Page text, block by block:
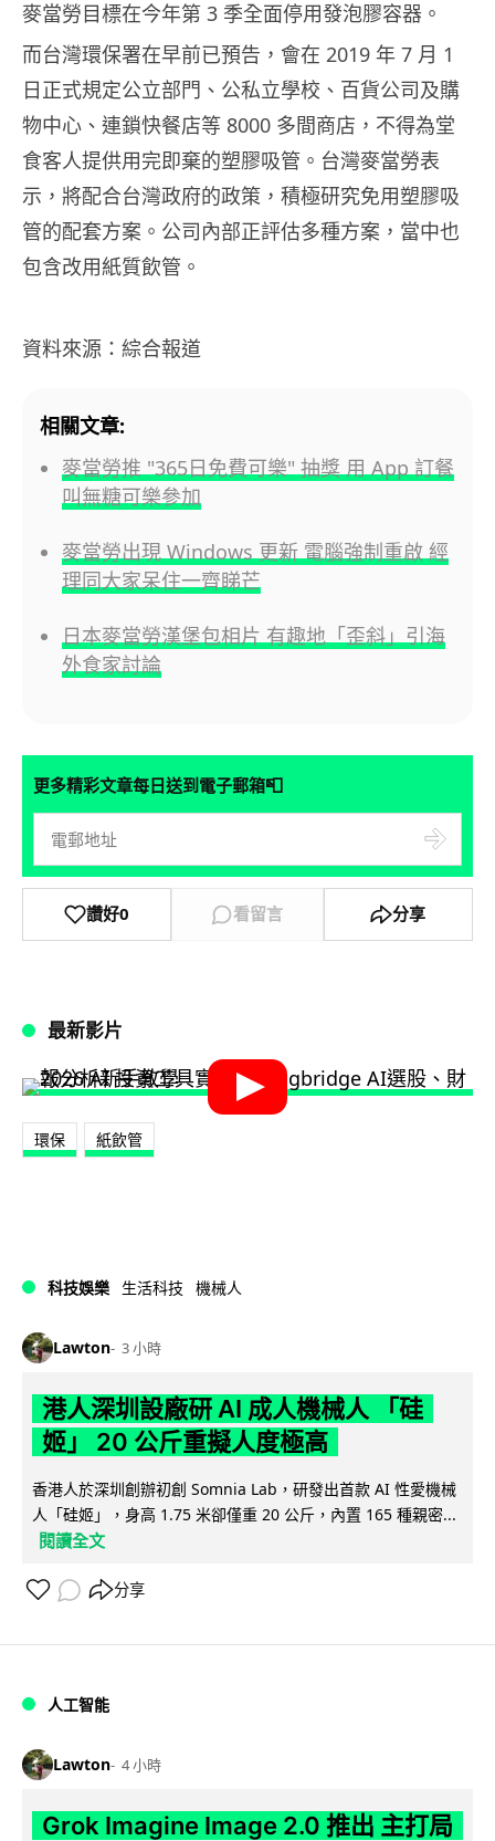
麥當勞目標在今年第 3 季全面停用發泡膠容器。
而台灣環保署在早前已預告，會在 2019 年 7 月 1
日正式規定公立部門、公私立學校、百貨公司及購
物中心、連鎖快餐店等 8000 多間商店，不得為堂
食客人提供用完即棄的塑膠吸管。台灣麥當勞表
示，將配合台灣政府的政策，積極研究免用塑膠吸
管的配套方案。公司內部正評估多種方案，當中也
包含改用紙質飲管。
資料來源：綜合報道
相關文章:
麥當勞推 "365日免費可樂" 抽獎 用 App 訂餐
叫無糖可樂參加
麥當勞出現 Windows 更新 電腦強制重啟 經
理同大家呆住一齊睇芒
日本麥當勞漢堡包相片 有趣地「歪斜」引海
外食家討論
更多精彩文章每日送到電子郵箱📮
讚好0 看留言 分享
最新影片
環保 紙飲管
科技娛樂 生活科技 機械人
Lawton 3 小時
港人深圳設廠研 AI 成人機械人 「硅
姬」 20 公斤重擬人度極高
香港人於深圳創辦初創 Somnia Lab，研發出首款 AI 性愛機械
人「硅姬」，身高 1.75 米卻僅重 20 公斤，內置 165 種親密...
閱讀全文
分享
人工智能
Lawton 4 小時
Grok Imagine Image 2.0 推出 主打局